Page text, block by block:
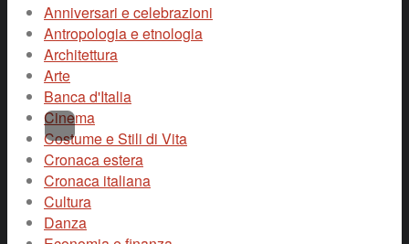
Anniversari e celebrazioni
Antropologia e etnologia
Architettura
Arte
Banca d'Italia
Cinema
Costume e Stili di Vita
Cronaca estera
Cronaca italiana
Cultura
Danza